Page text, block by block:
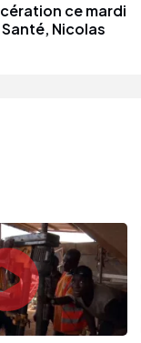
ce mardi
Nicolas